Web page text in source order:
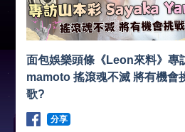
面包娛樂頭條《Leon來料》專
mamoto 搖滾魂不滅 將有機會
歌?
分享